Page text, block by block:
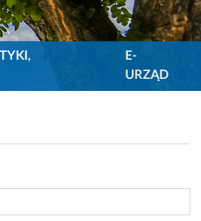
E-
URZĄD